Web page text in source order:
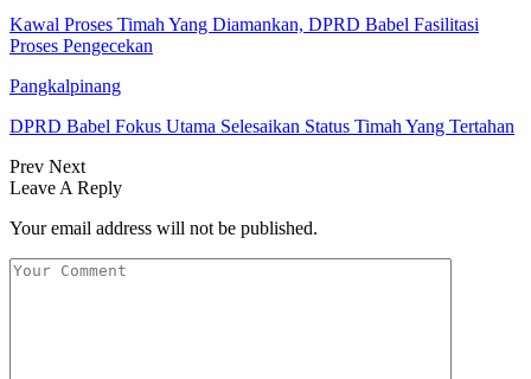
Kawal Proses Timah Yang Diamankan, DPRD Babel Fasilitasi
Proses Pengecekan
Pangkalpinang
DPRD Babel Fokus Utama Selesaikan Status Timah Yang Tertahan
Prev Next
Leave A Reply
Your email address will not be published.